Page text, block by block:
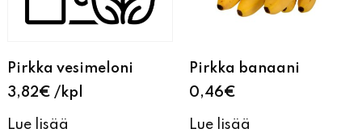
Pirkka vesimeloni
3,82€ kpl
Lue lisää
Pirkka banaani
0,46€
Lue lisää